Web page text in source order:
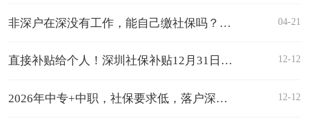
非深户在深没有工作，能自己缴社保吗？如何缴？缴多少？可以申请积分入户？ 04-21
直接补贴给个人！深圳社保补贴12月31日截止申请！ 12-12
2026年中专+中职，社保要求低，落户深圳快人一步！ 12-12